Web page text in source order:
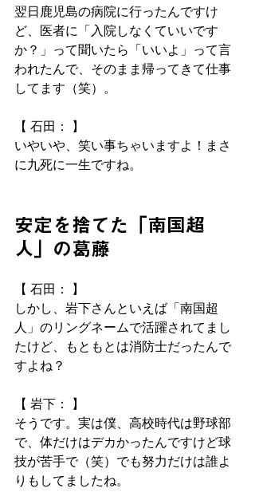
翌日鹿児島の病院に行ったんですけ
ど、医者に「入院しなくていいです
か？」って聞いたら「いいよ」って言
われたんで、そのまま帰ってきて仕事
してます（笑）。
【 石田： 】
いやいや、笑い事ちゃいますよ！まさ
に九死に一生ですね。
安定を捨てた「南国超
人」の葛藤
【 石田： 】
しかし、岩下さんといえば「南国超
人」のリングネームで活躍されてまし
たけど、もともとは消防士だったんで
すよね？
【 岩下： 】
そうです。実は僕、高校時代は野球部
で、体だけはデカかったんですけど球
技が苦手で（笑）でも努力だけは誰よ
りもしてましたね。